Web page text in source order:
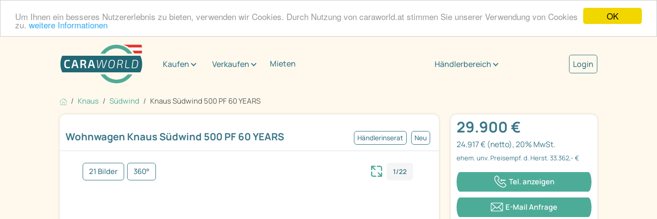
OK
Um Ihnen ein besseres Nutzererlebnis zu bieten, verwenden wir Cookies. Durch Nutzung von caraworld.at stimmen Sie unserer Verwendung von Cookies
zu. weitere Informationen
Kaufen Verkaufen Mieten Händlerbereich Login
Knaus Südwind Knaus Südwind 500 PF 60 YEARS
Wohnwagen Knaus Südwind 500 PF 60 YEARS Händlerinserat Neu
21 Bilder 360° 1/22
29.900 €
24.917 € (netto), 20% MwSt.
ehem. unv. Preisempf. d. Herst. 33.362,- €
Tel. anzeigen
E-Mail Anfrage